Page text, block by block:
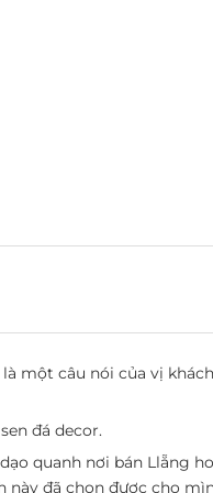
câu nói của vị
đá decor.
quanh nơi bán Llẵng
đã chọn được cho